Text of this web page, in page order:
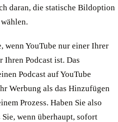
daran, die statische Bildoption
wenn YouTube nur einer Ihrer
Podcast ist. Das
Podcast auf YouTube
Werbung als das Hinzufügen
Prozess. Haben Sie also
wenn überhaupt, sofort